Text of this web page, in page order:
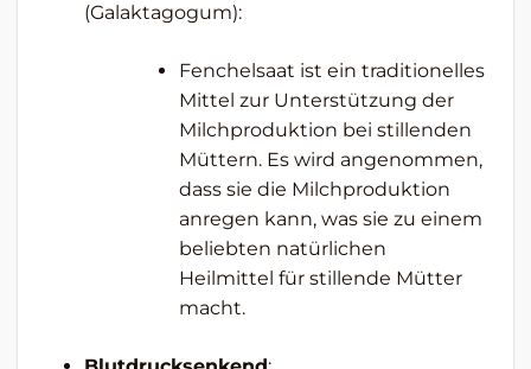
(Galaktagogum):
Fenchelsaat ist ein traditionelles
Mittel zur Unterstützung der
Milchproduktion bei stillenden
Müttern. Es wird angenommen,
dass sie die Milchproduktion
anregen kann, was sie zu einem
beliebten natürlichen
Heilmittel für stillende Mütter
macht.